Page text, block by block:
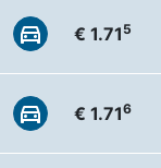
€ 1.71 5
€ 1.716